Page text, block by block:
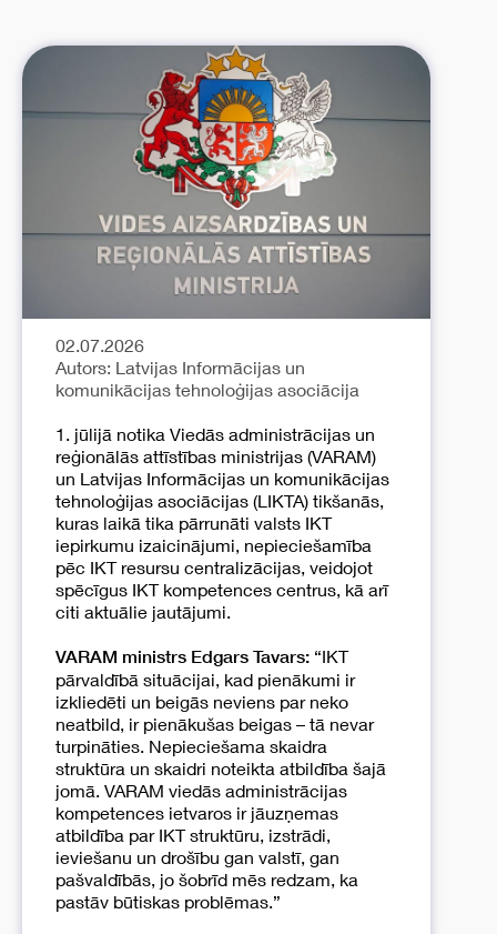
02.07.2026
Autors: Latvijas Informācijas un
komunikācijas tehnoloģijas asociācija
1. jūlijā notika Viedās administrācijas un
reģionālās attīstības ministrijas (VARAM)
un Latvijas Informācijas un komunikācijas
tehnoloģijas asociācijas (LIKTA) tikšanās,
kuras laikā tika pārrunāti valsts IKT
iepirkumu izaicinājumi, nepieciešamība
pēc IKT resursu centralizācijas, veidojot
spēcīgus IKT kompetences centrus, kā arī
citi aktuālie jautājumi.
VARAM ministrs Edgars Tavars: “IKT
pārvaldībā situācijai, kad pienākumi ir
izkliedēti un beigās neviens par neko
neatbild, ir pienākušas beigas – tā nevar
turpināties. Nepieciešama skaidra
struktūra un skaidri noteikta atbildība šajā
jomā. VARAM viedās administrācijas
kompetences ietvaros ir jāuzņemas
atbildība par IKT struktūru, izstrādi,
ieviešanu un drošību gan valstī, gan
pašvaldībās, jo šobrīd mēs redzam, ka
pastāv būtiskas problēmas.”